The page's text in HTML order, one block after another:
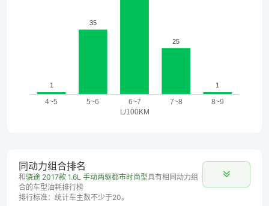
同动力组合排名
和骁途 2017款 1.6L 手动两驱都市时尚型具有相同动力组
合的车型油耗排行榜
排行标准：统计车主数不少于20。